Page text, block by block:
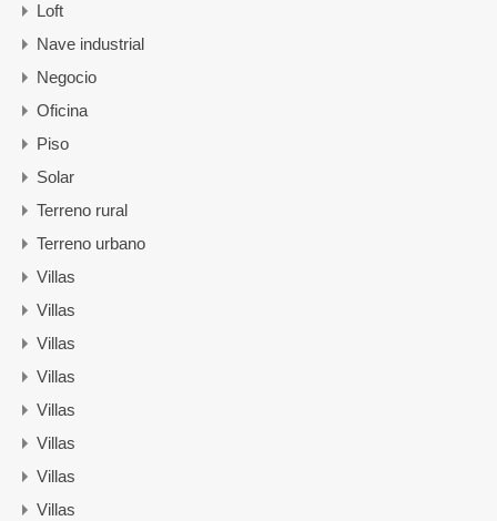
Loft
Nave industrial
Negocio
Oficina
Piso
Solar
Terreno rural
Terreno urbano
Villas
Villas
Villas
Villas
Villas
Villas
Villas
Villas